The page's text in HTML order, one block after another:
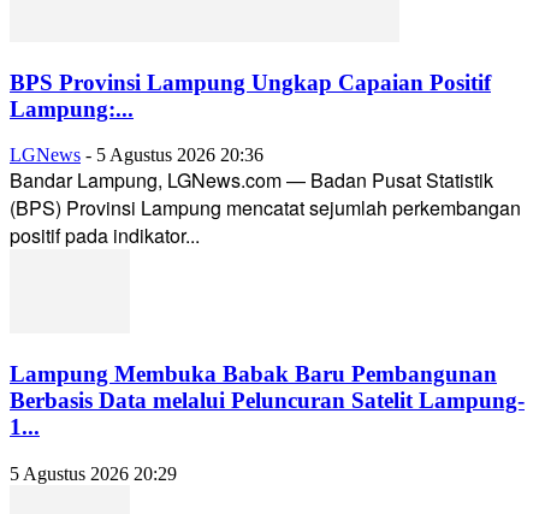
BPS Provinsi Lampung Ungkap Capaian Positif
Lampung:...
LGNews - 5 Agustus 2026 20:36
Bandar Lampung, LGNews.com — Badan Pusat Statistik
(BPS) Provinsi Lampung mencatat sejumlah perkembangan
positif pada indikator...
Lampung Membuka Babak Baru Pembangunan
Berbasis Data melalui Peluncuran Satelit Lampung-
1...
5 Agustus 2026 20:29